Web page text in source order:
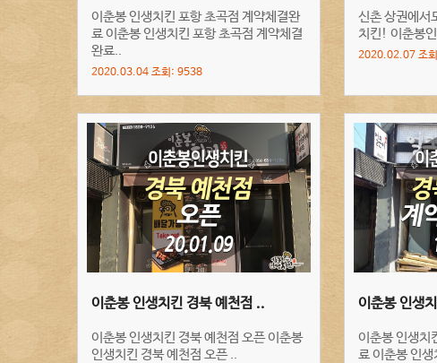
이춘봉 인생치킨 포항 초곡점 계약체결완
료 이춘봉 인생치킨 포항 초곡점 계약체결
완료..
2020.03.04 조회: 9538
신촌 상권에서
치킨! 이춘봉
2020.02.07 조
이춘봉 인생치킨 경북 예천점 ..
이춘봉 인생치킨 경북 예천점 오픈 이춘봉
인생치킨 경북 예천점 오픈 ..
이춘봉 인생
이춘봉 인생치
료 이춘봉 인